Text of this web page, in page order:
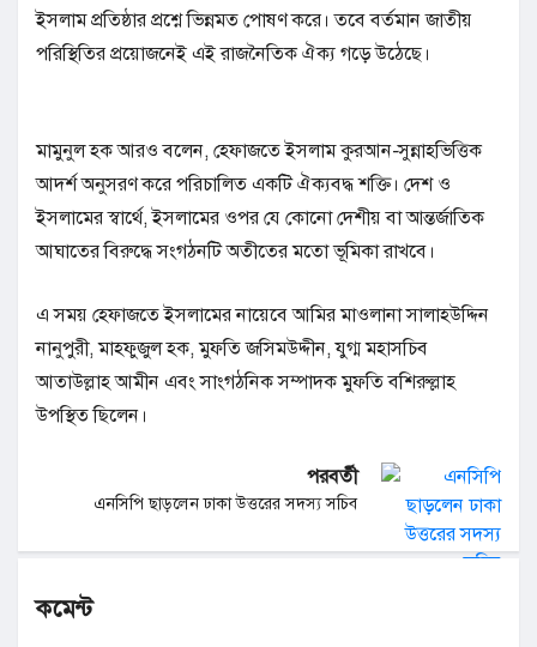
ইসলাম প্রতিষ্ঠার প্রশ্নে ভিন্নমত পোষণ করে। তবে বর্তমান জাতীয়
পরিস্থিতির প্রয়োজনেই এই রাজনৈতিক ঐক্য গড়ে উঠেছে।
মামুনুল হক আরও বলেন, হেফাজতে ইসলাম কুরআন-সুন্নাহভিত্তিক
আদর্শ অনুসরণ করে পরিচালিত একটি ঐক্যবদ্ধ শক্তি। দেশ ও
ইসলামের স্বার্থে, ইসলামের ওপর যে কোনো দেশীয় বা আন্তর্জাতিক
আঘাতের বিরুদ্ধে সংগঠনটি অতীতের মতো ভূমিকা রাখবে।
এ সময় হেফাজতে ইসলামের নায়েবে আমির মাওলানা সালাহউদ্দিন
নানুপুরী, মাহফুজুল হক, মুফতি জসিমউদ্দীন, যুগ্ম মহাসচিব
আতাউল্লাহ আমীন এবং সাংগঠনিক সম্পাদক মুফতি বশিরুল্লাহ
উপস্থিত ছিলেন।
পরবর্তী
এনসিপি ছাড়লেন ঢাকা উত্তরের সদস্য সচিব
কমেন্ট